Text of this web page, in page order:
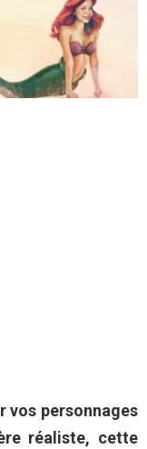
vos personnages
réaliste, cette